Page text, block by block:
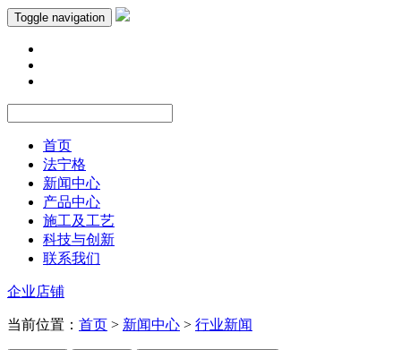
Toggle navigation
首页
法宁格
新闻中心
产品中心
施工及工艺
科技与创新
联系我们
企业店铺
当前位置： 首页 > 新闻中心 > 行业新闻